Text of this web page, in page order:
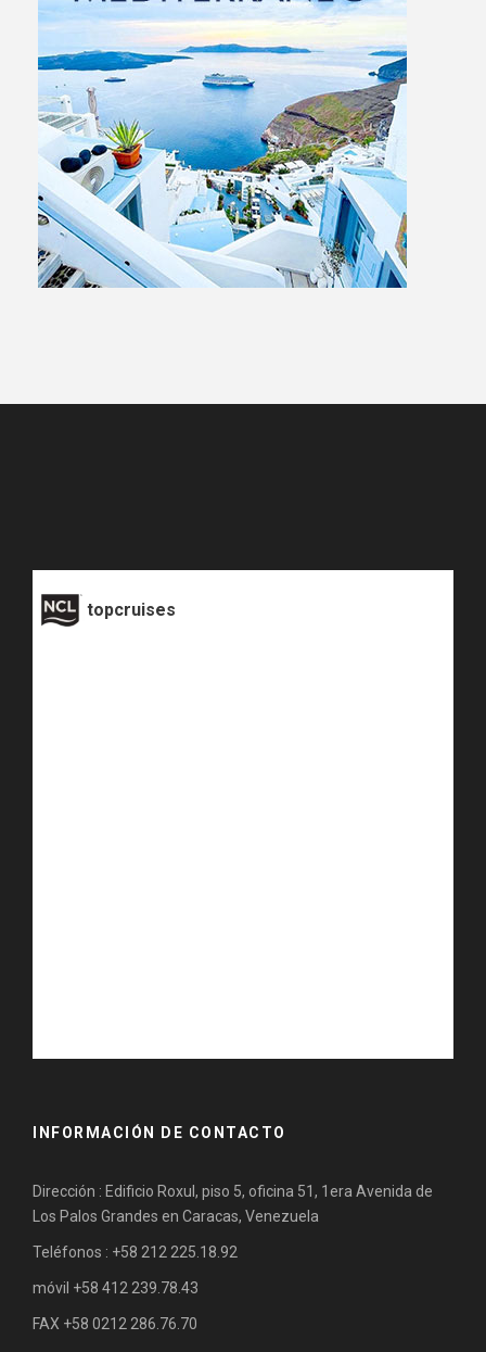
topcruises
INFORMACIÓN DE CONTACTO
Dirección : Edificio Roxul, piso 5, oficina 51, 1era Avenida de
Los Palos Grandes en Caracas, Venezuela
Teléfonos : +58 212 225.18.92
móvil +58 412 239.78.43
FAX +58 0212 286.76.70